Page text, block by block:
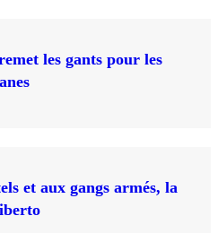
les gants pour les
et aux gangs armés, la